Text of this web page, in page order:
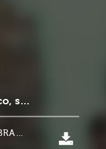
Domino\\'s, Solo en México, solo en Domino\\'s
DOMINOS_MundialBRANDING_20s